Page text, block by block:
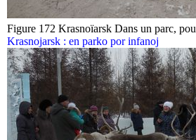
Figure 172 Krasnoïarsk Dans un parc,
Krasnojarsk : en parko por infanoj